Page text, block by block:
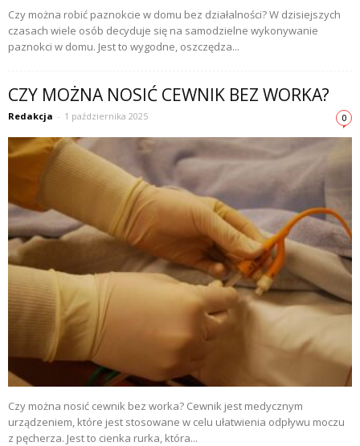
Czy można robić paznokcie w domu bez działalności? W dzisiejszych
czasach wiele osób decyduje się na samodzielne wykonywanie
paznokci w domu. Jest to wygodne, oszczędza...
CZY MOŻNA NOSIĆ CEWNIK BEZ WORKA?
Redakcja - 1 października 2025 0
Czy można nosić cewnik bez worka? Cewnik jest medycznym
urządzeniem, które jest stosowane w celu ułatwienia odpływu moczu
z pęcherza. Jest to cienka rurka, która...